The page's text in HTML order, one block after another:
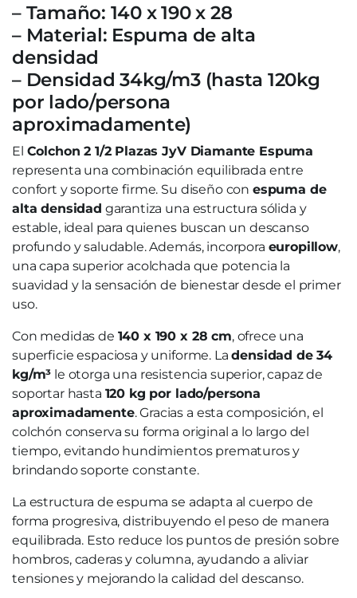
– Tamaño: 140 x 190 x 28
– Material: Espuma de alta
densidad
– Densidad 34kg/m3 (hasta 120kg
por lado/persona
aproximadamente)
El Colchon 2 1/2 Plazas JyV Diamante Espuma
representa una combinación equilibrada entre
confort y soporte firme. Su diseño con espuma de
alta densidad garantiza una estructura sólida y
estable, ideal para quienes buscan un descanso
profundo y saludable. Además, incorpora europillow,
una capa superior acolchada que potencia la
suavidad y la sensación de bienestar desde el primer
uso.
Con medidas de 140 x 190 x 28 cm, ofrece una
superficie espaciosa y uniforme. Ladensidad de 34
kg/m³ le otorga una resistencia superior, capaz de
soportar hasta 120 kg por lado/persona
aproximadamente. Gracias a esta composición, el
colchón conserva su forma original a lo largo del
tiempo, evitando hundimientos prematuros y
brindando soporte constante.
La estructura de espuma se adapta al cuerpo de
forma progresiva, distribuyendo el peso de manera
equilibrada. Esto reduce los puntos de presión sobre
hombros, caderas y columna, ayudando a aliviar
tensiones y mejorando la calidad del descanso.